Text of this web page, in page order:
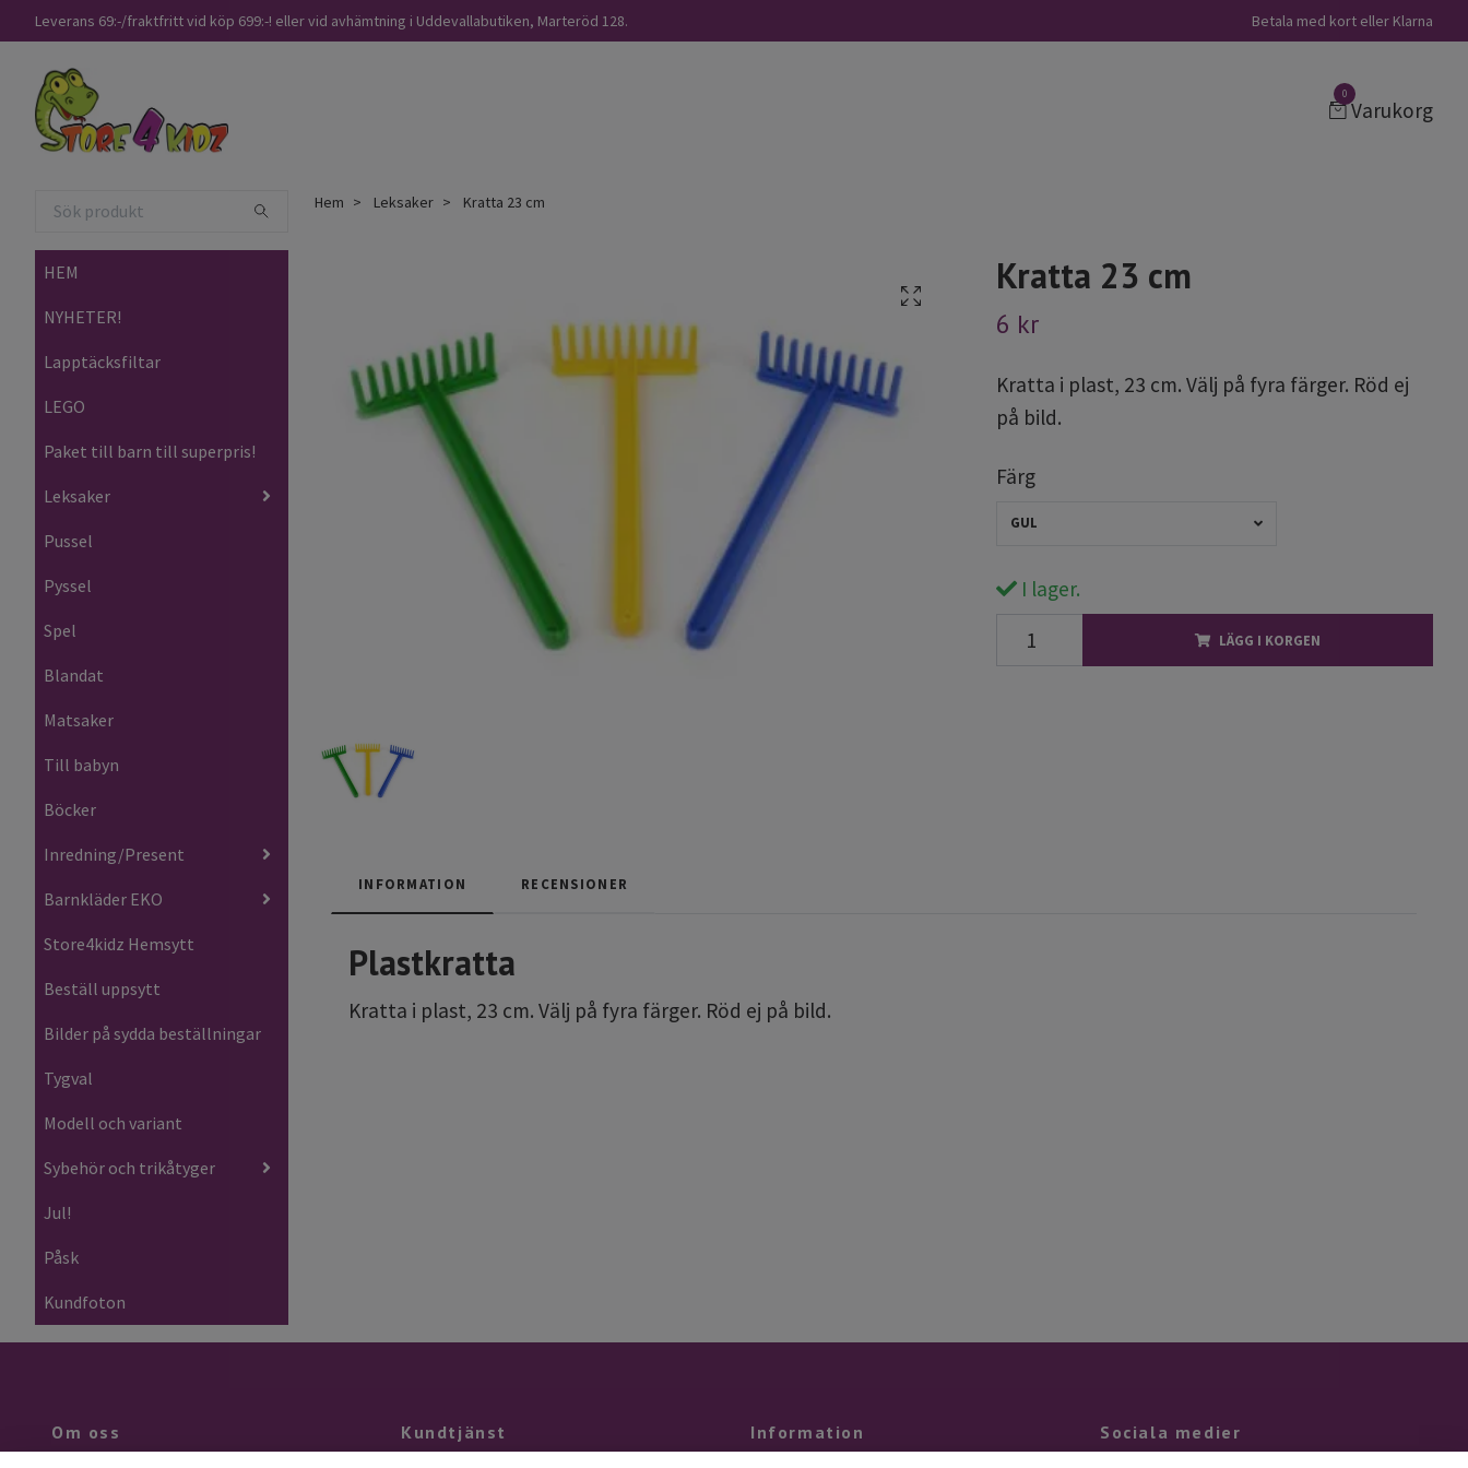
Leverans 69:-/fraktfritt vid köp 699:-! eller vid avhämtning i Uddevallabutiken, Marteröd 128. Betala med kort eller Klarna
0
Varukorg
HEM
NYHETER!
Lapptäcksfiltar
LEGO
Paket till barn till superpris!
Leksaker
Pussel
Pyssel
Spel
Blandat
Matsaker
Till babyn
Böcker
Inredning/Present
Barnkläder EKO
Store4kidz Hemsytt
Beställ uppsytt
Bilder på sydda beställningar
Tygval
Modell och variant
Sybehör och trikåtyger
Jul!
Påsk
Kundfoton
Hem Leksaker Kratta 23 cm
Kratta 23 cm
6 kr
Kratta i plast, 23 cm. Välj på fyra färger. Röd ej
på bild.
Färg
GUL
I lager.
LÄGG I KORGEN
INFORMATION RECENSIONER
Plastkratta
Kratta i plast, 23 cm. Välj på fyra färger. Röd ej på bild.
Om oss Kundtjänst Information Sociala medier